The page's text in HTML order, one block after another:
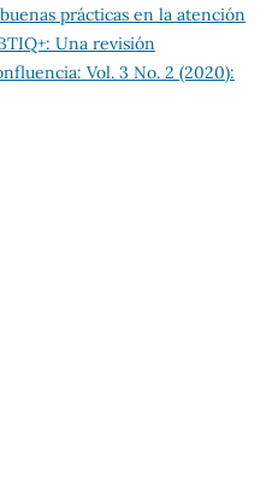
prácticas en la atención
Una revisión
Vol. 3 No. 2 (2020):